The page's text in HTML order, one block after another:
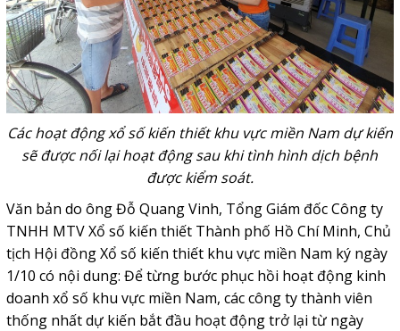
Các hoạt động xổ số kiến thiết khu vực miền Nam dự kiến
sẽ được nối lại hoạt động sau khi tình hình dịch bệnh
được kiểm soát.
Văn bản do ông Đỗ Quang Vinh, Tổng Giám đốc Công ty
TNHH MTV Xổ số kiến thiết Thành phố Hồ Chí Minh, Chủ
tịch Hội đồng Xổ số kiến thiết khu vực miền Nam ký ngày
1/10 có nội dung: Để từng bước phục hồi hoạt động kinh
doanh xổ số khu vực miền Nam, các công ty thành viên
thống nhất dự kiến bắt đầu hoạt động trở lại từ ngày